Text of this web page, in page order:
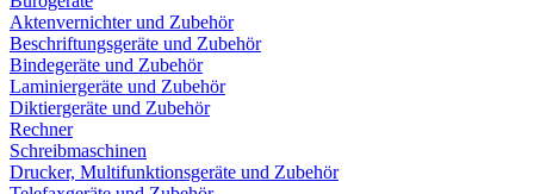
Aktenvernichter und Zubehör
Beschriftungsgeräte und Zubehör
Bindegeräte und Zubehör
Laminiergeräte und Zubehör
Diktiergeräte und Zubehör
Rechner
Schreibmaschinen
Drucker, Multifunktionsgeräte und Zubehör